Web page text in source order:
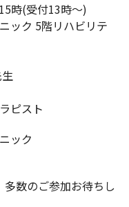
時(受付13時～)
ック 5階リハビリテ
ピスト
ック
多数のご参加お待ちし